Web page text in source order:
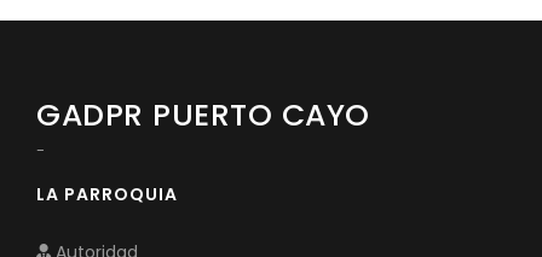
GADPR PUERTO CAYO
-
LA PARROQUIA